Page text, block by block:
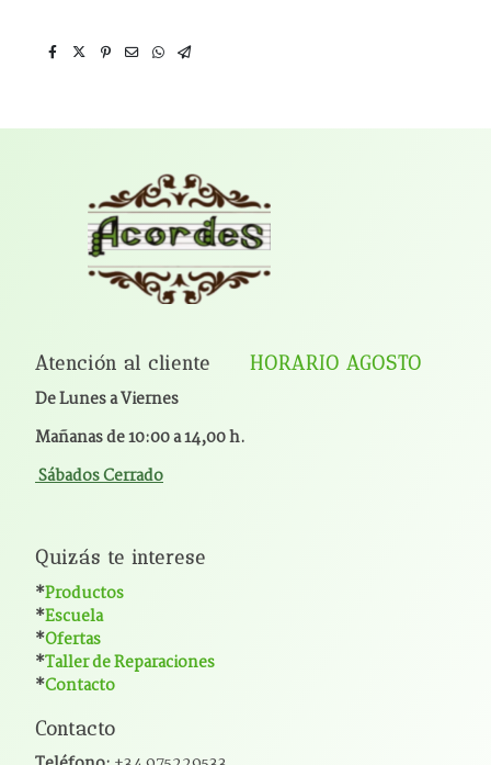
Atención al cliente HORARIO AGOSTO
De Lunes a Viernes
Mañanas de 10:00 a 14,00 h.
Sábados Cerrado
Quizás te interese
*Productos
*Escuela
*Ofertas
*Taller de Reparaciones
*Contacto
Contacto